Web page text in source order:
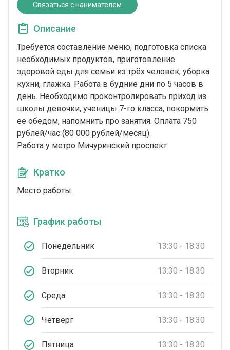
Связаться с нанимателем
Описание
Требуется составление меню, подготовка списка
необходимых продуктов, приготовление
здоровой еды для семьи из трёх человек, уборка
кухни, глажка. Работа в будние дни по 5 часов в
день. Необходимо проконтролировать приход из
школы девочки, ученицы 7-го класса, покормить
ее обедом, напомнить про занятия. Оплата 750
рублей/час (80 000 рублей/месяц).
Работа у метро Мичуринский проспект
Кратко
Место работы:
График работы
Понедельник 13:30 - 18:30
Вторник 13:30 - 18:30
Среда 13:30 - 18:30
Четверг 13:30 - 18:30
Пятница 13:30 - 18:30